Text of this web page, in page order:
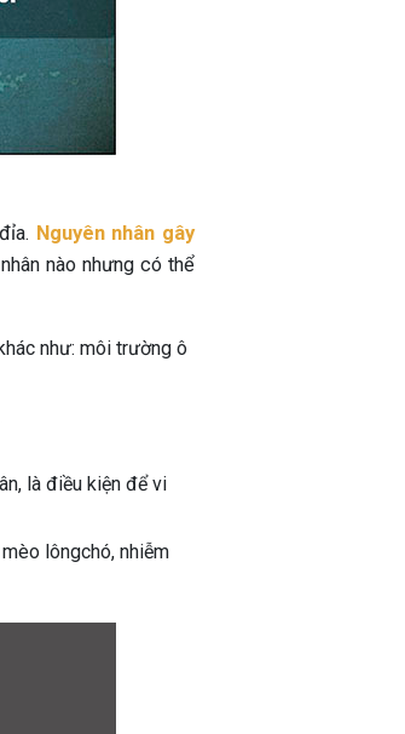
Nguyên nhân gây
nào nhưng có thể
như: môi trường ô
là điều kiện để vi
lôngchó, nhiễm